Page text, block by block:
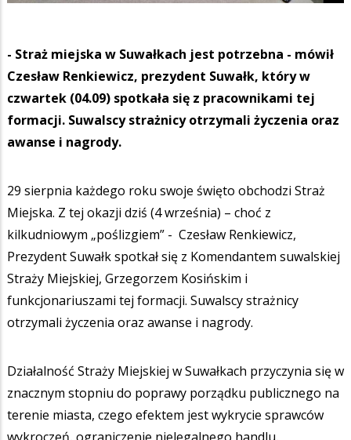
- Straż miejska w Suwałkach jest potrzebna - mówił
Czesław Renkiewicz, prezydent Suwałk, który w
czwartek (04.09) spotkała się z pracownikami tej
formacji. Suwalscy strażnicy otrzymali życzenia oraz
awanse i nagrody.
29 sierpnia każdego roku swoje święto obchodzi Straż
Miejska. Z tej okazji dziś (4 września) – choć z
kilkudniowym „poślizgiem” - Czesław Renkiewicz,
Prezydent Suwałk spotkał się z Komendantem suwalskiej
Straży Miejskiej, Grzegorzem Kosińskim i
funkcjonariuszami tej formacji. Suwalscy strażnicy
otrzymali życzenia oraz awanse i nagrody.
Działalność Straży Miejskiej w Suwałkach przyczynia się w
znacznym stopniu do poprawy porządku publicznego na
terenie miasta, czego efektem jest wykrycie sprawców